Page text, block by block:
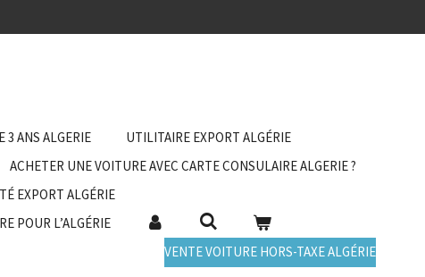
3 ANS ALGERIE
UTILITAIRE EXPORT ALGÉRIE
ACHETER UNE VOITURE AVEC CARTE CONSULAIRE ALGERIE ?
EXPORT ALGÉRIE
POUR L’ALGÉRIE
VENTE VOITURE HORS-TAXE ALGÉRIE